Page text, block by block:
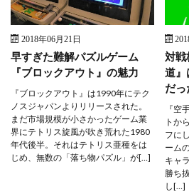
2018年06月21日
早すぎた難解パズルゲーム
『ブロックアウト』の魅力
『ブロックアウト』は1990年にテク
ノスジャパンよりリリースされた。
まだ市場規模が小さかったゲーム業
界にテトリス旋風が吹き荒れた1980
年代後半。それはテトリス亜種をは
じめ、無数の「落ち物パズル」が[…]
対戦
道』
だっ
『空
トか
フに
ーム
キャ
勝ち
し[…]